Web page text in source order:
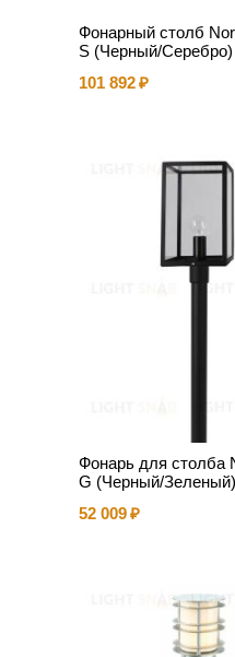
Фонарный столб
S (Черный/Серебро)
101 892
Фонарь для столба
G (Черный/Зеленый)
52 009